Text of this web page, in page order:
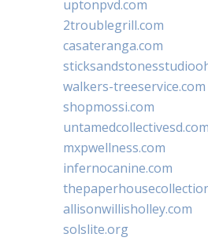
uptonpvd.com
2troublegrill.com
casateranga.com
walkers-treeservice.com
shopmossi.com
untamedcollectivesd.com
mxpwellness.com
infernocanine.com
allisonwillisholley.com
solslite.org